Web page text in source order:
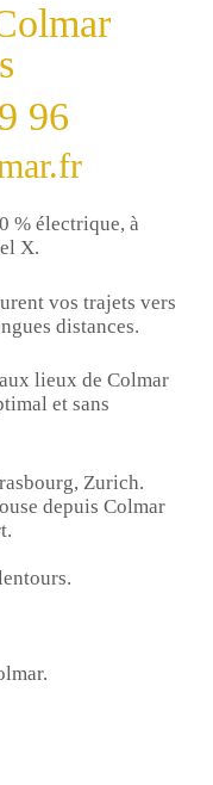
96
% électrique, à
X.
vos trajets vers
distances.
lieux de Colmar
et sans
Zurich.
depuis Colmar